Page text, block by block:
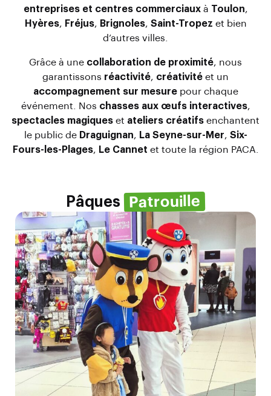
entreprises et centres commerciauxà Toulon,
Hyères, Fréjus, Brignoles, Saint-Tropez et bien
d’autres villes.
Grâce à une collaboration de proximité, nous
garantissons réactivité, créativité et un
accompagnement sur mesurepour chaque
événement. Nos chasses aux œufs interactives,
spectacles magiques et ateliers créatifs enchantent
le public de Draguignan, La Seyne-sur-Mer, Six-
Fours-les-Plages, Le Cannet et toute la région PACA.
Pâques Patrouille